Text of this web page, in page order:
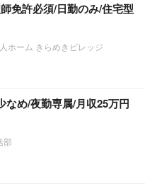
免許必須/日勤のみ/住宅型
ホーム きらめきビレッジ
なめ/夜勤専属/月収25万円
部